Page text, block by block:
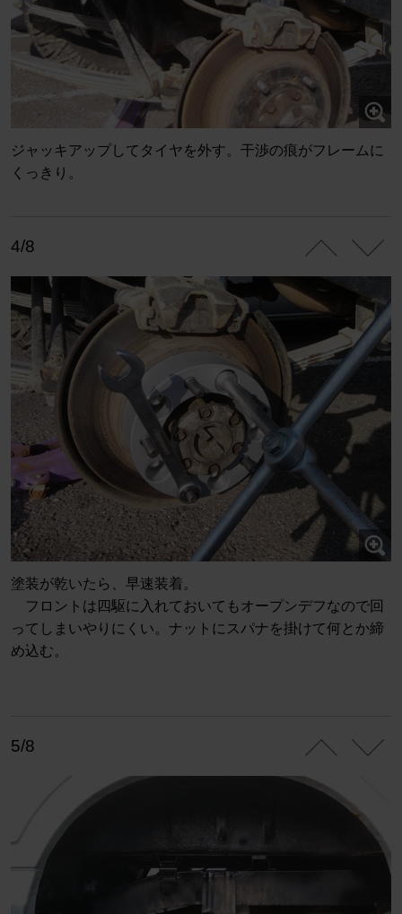
ジャッキアップしてタイヤを外す。干渉の痕がフレームに
くっきり。
4/8
塗装が乾いたら、早速装着。
フロントは四駆に入れておいてもオープンデフなので回
ってしまいやりにくい。ナットにスパナを掛けて何とか締
め込む。
5/8